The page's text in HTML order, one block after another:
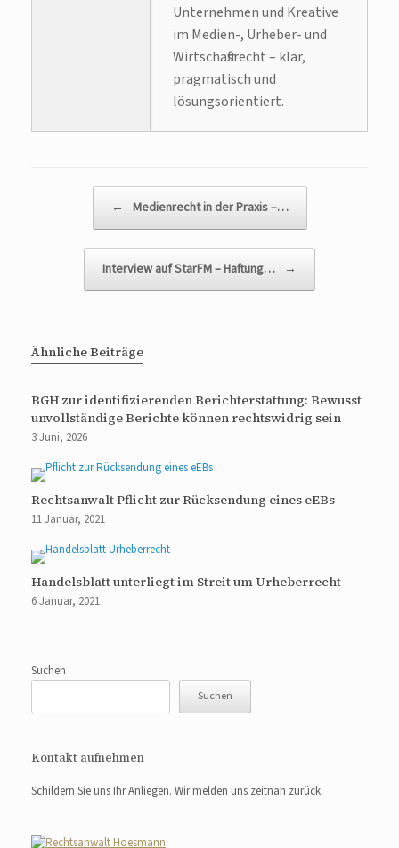
Unternehmen und Kreative
im Medien-, Urheber- und
Wirtschaftsrecht – klar,
pragmatisch und
lösungsorientiert.
← Medienrecht in der Praxis –…
Interview auf StarFM – Haftung… →
Ähnliche Beiträge
BGH zur identifizierenden Berichterstattung: Bewusst
unvollständige Berichte können rechtswidrig sein
3 Juni, 2026
Rechtsanwalt Pflicht zur Rücksendung eines eEBs
11 Januar, 2021
Handelsblatt unterliegt im Streit um Urheberrecht
6 Januar, 2021
Suchen
Suchen
Kontakt aufnehmen
Schildern Sie uns Ihr Anliegen. Wir melden uns zeitnah zurück.